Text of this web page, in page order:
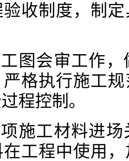
收制度，制
图会审工作
格执行施工
程控制。
施工材料进
工程中使用